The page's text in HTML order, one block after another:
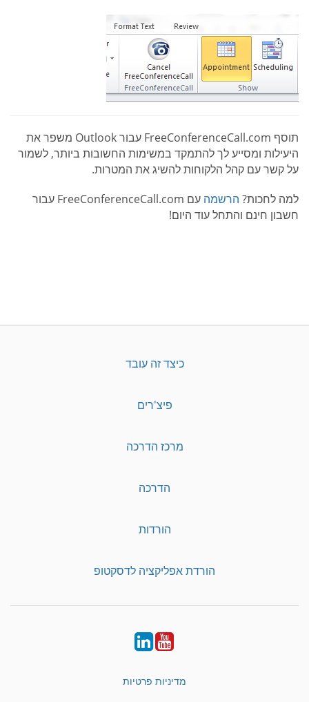
תוסף FreeConferenceCall.com עבור Outlook משפר את
היעילות ומסייע לך להתמקד במשימות החשובות ביותר, לשמור
על קשר עם קהל הלקוחות להשיג את המטרות.
למה לחכות? הרשמה
עם FreeConferenceCall.com עבור
חשבון חינם והתחל עוד היום!
כיצד זה עובד
פיצ'רים
מרכז הדרכה
הדרכה
הורדות
הורדת אפליקציה לדסקטופ
YouTube
LinkedIn
מדיניות פרטיות